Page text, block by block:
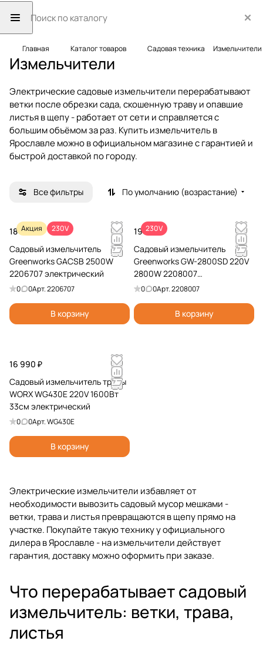
Главная Каталог товаров Садовая техника Измельчители
Измельчители
Электрические садовые измельчители перерабатывают
ветки после обрезки сада, скошенную траву и опавшие
листья в щепу - работает от сети и справляется с
большим объёмом за раз. Купить измельчитель в
Ярославле можно в официальном магазине с гарантией и
быстрой доставкой по городу.
Все фильтры По умолчанию (возрастание)
Акция 230V
18 990 ₽
Садовый измельчитель
Greenworks GACSB 2500W
2206707 электрический
0 0Арт.2206707
В корзину
230V
19 990 ₽
Садовый измельчитель
Greenworks GW-2800SD 220V
2800W 2208007
электрический
0 0Арт.2208007
В корзину
16 990 ₽
Садовый измельчитель травы
WORX WG430E 220V 1600Вт
33см электрический
0 0Арт.WG430E
В корзину
Электрические измельчители избавляет от
необходимости вывозить садовый мусор мешками -
ветки, трава и листья превращаются в щепу прямо на
участке. Покупайте такую технику у официального
дилера в Ярославле - на измельчители действует
гарантия, доставку можно оформить при заказе.
Что перерабатывает садовый
измельчитель: ветки, трава,
листья